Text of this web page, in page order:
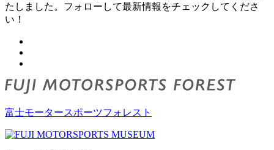
たしました。フォローして最新情報をチェックしてくださ
い！
富士モータースポーツフォレスト